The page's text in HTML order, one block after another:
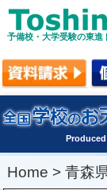
予備校・大学受験の東進
Home > 青森